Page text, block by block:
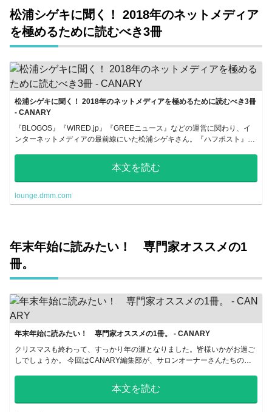
松浦シゲキに聞く！ 2018年のネットメディア
を極めるために読むべき3冊
松浦シゲキに聞く！ 2018年のネットメディアを極めるために読むべき3冊
- CANARY
『BLOGOS』『WIRED.jp』『GREEニュース』などの運営に関わり、イ
ンターネットメディアの最前線にいた松浦シゲキさん。『ハフポスト』日
本文を読む
lounge.dmm.com
年末年始に読みたい！ 専門家オススメの1
冊。
年末年始に読みたい！ 専門家オススメの1冊。 - CANARY
クリスマスも終わって、すっかり年の瀬となりました。皆様いかがお過ご
しでしょうか。 今回はCANARY編集部が、サロンオーナーさんたちのお
本文を読む